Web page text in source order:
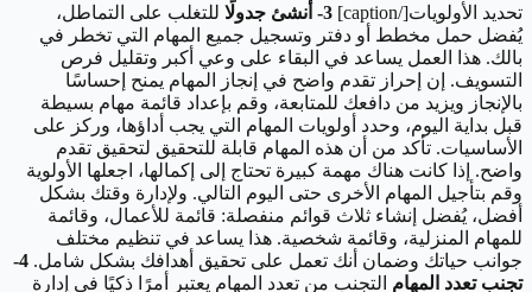
تحديد الأولويات[/caption] 3- أنشئ جدولًا
للتغلب على التماطل،
يُفضل حمل مخطط أو دفتر وتسجيل جميع المهام التي تخطر في
بالك. هذا العمل يساعد في البقاء على وعي أكبر وتقليل فرص
التسويف. إن إحراز تقدم واضح في إنجاز المهام يمنح إحساسًا
بالإنجاز ويزيد من دافعك للمتابعة، وقم بإعداد قائمة مهام بسيطة
قبل بداية اليوم، وحدد أولويات المهام التي يجب أداؤها، وركز على
الأساسيات. تأكد من أن هذه المهام قابلة للتحقيق لتحقيق تقدم
واضح. إذا كانت هناك مهمة كبيرة تحتاج إلى إكمالها، اجعلها الأولوية
وقم بتأجيل المهام الأخرى حتى اليوم التالي. ولإدارة وقتك بشكل
أفضل، يُفضل إنشاء ثلاث قوائم منفصلة: قائمة للأعمال، وقائمة
للمهام المنزلية، وقائمة شخصية. هذا يساعد في تنظيم مختلف
جوانب حياتك وضمان أنك تعمل على تحقيق أهدافك بشكل شامل.
4-
تجنب تعدد المهام التجنب من تعدد المهام يعتبر أمرًا ذكيًا في إدارة